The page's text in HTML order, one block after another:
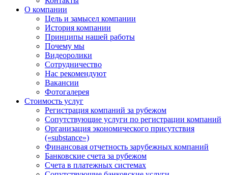
О компании
Цель и замысел компании
История компании
Принципы нашей работы
Почему мы
Видеоролики
Сотрудничество
Нас рекомендуют
Вакансии
Фотогалерея
Стоимость услуг
Регистрация компаний за рубежом
Сопутствующие услуги по регистрации компаний
Организация экономического присутствия
(«substance»)
Финансовая отчетность зарубежных компаний
Банковские счета за рубежом
Счета в платежных системах